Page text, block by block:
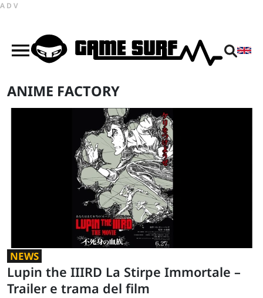
ADV
ANIME FACTORY
NEWS
Lupin the IIIRD La Stirpe Immortale –
Trailer e trama del film